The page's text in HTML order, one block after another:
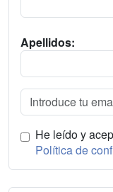
Apellidos:
He leído y
Política de